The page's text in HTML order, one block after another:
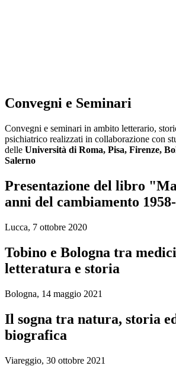
Convegni e Seminari
Convegni e seminari in ambito letterario,
psichiatrico realizzati in collaborazione con
delle Università di Roma, Pisa, Firenze,
Salerno
Presentazione del libro
anni del cambiamento
Lucca, 7 ottobre 2020
Tobino e Bologna tra
letteratura e storia
Bologna, 14 maggio 2021
Il sogna tra natura, storia
biografica
Viareggio, 30 ottobre 2021